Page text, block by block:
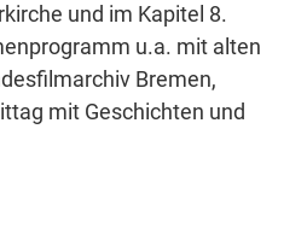
und im Kapitel 8.
u.a. mit alten
Bremen,
mit Geschichten und